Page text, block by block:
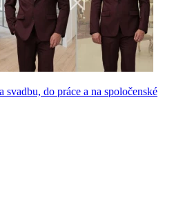
svadbu, do práce a na spoločenské